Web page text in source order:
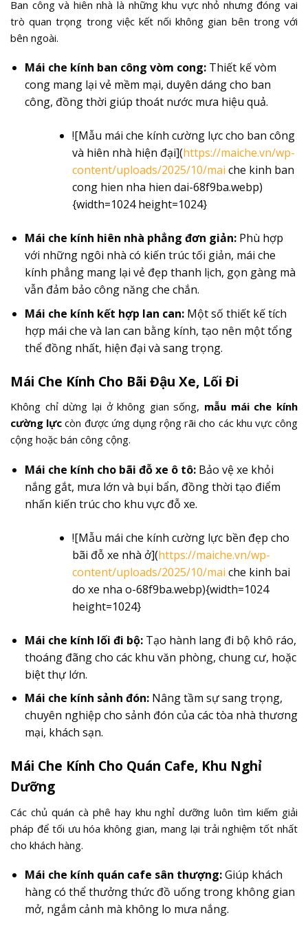
Ban công và hiên nhà là những khu vực nhỏ nhưng đóng vai
trò quan trọng trong việc kết nối không gian bên trong với
bên ngoài.
Mái che kính ban công vòm cong:Thiết kế vòm
cong mang lại vẻ mềm mại, duyên dáng cho ban
công, đồng thời giúp thoát nước mưa hiệu quả.
![Mẫu mái che kính cường lực cho ban công
và hiên nhà hiện đại](https://maiche.vn/wp-
content/uploads/2025/10/mai che kinh ban
cong hien nha hien dai-68f9ba.webp)
{width=1024 height=1024}
Mái che kính hiên nhà phẳng đơn giản:Phù hợp
với những ngôi nhà có kiến trúc tối giản, mái che
kính phẳng mang lại vẻ đẹp thanh lịch, gọn gàng mà
vẫn đảm bảo công năng che chắn.
Mái che kính kết hợp lan can:Một số thiết kế tích
hợp mái che và lan can bằng kính, tạo nên một tổng
thể đồng nhất, hiện đại và sang trọng.
Mái Che Kính Cho Bãi Đậu Xe, Lối Đi
Không chỉ dừng lại ở không gian sống, mẫu mái che kính
cường lực còn được ứng dụng rộng rãi cho các khu vực công
cộng hoặc bán công cộng.
Mái che kính cho bãi đỗ xe ô tô:Bảo vệ xe khỏi
nắng gắt, mưa lớn và bụi bẩn, đồng thời tạo điểm
nhấn kiến trúc cho khu vực đỗ xe.
![Mẫu mái che kính cường lực bền đẹp cho
bãi đỗ xe nhà ở](https://maiche.vn/wp-
content/uploads/2025/10/mai che kinh bai
do xe nha o-68f9ba.webp){width=1024
height=1024}
Mái che kính lối đi bộ:Tạo hành lang đi bộ khô ráo,
thoáng đãng cho các khu văn phòng, chung cư, hoặc
biệt thự lớn.
Mái che kính sảnh đón:Nâng tầm sự sang trọng,
chuyên nghiệp cho sảnh đón của các tòa nhà thương
mại, khách sạn.
Mái Che Kính Cho Quán Cafe, Khu Nghỉ
Dưỡng
Các chủ quán cà phê hay khu nghỉ dưỡng luôn tìm kiếm giải
pháp để tối ưu hóa không gian, mang lại trải nghiệm tốt nhất
cho khách hàng.
Mái che kính quán cafe sân thượng:Giúp khách
hàng có thể thưởng thức đồ uống trong không gian
mở, ngắm cảnh mà không lo mưa nắng.